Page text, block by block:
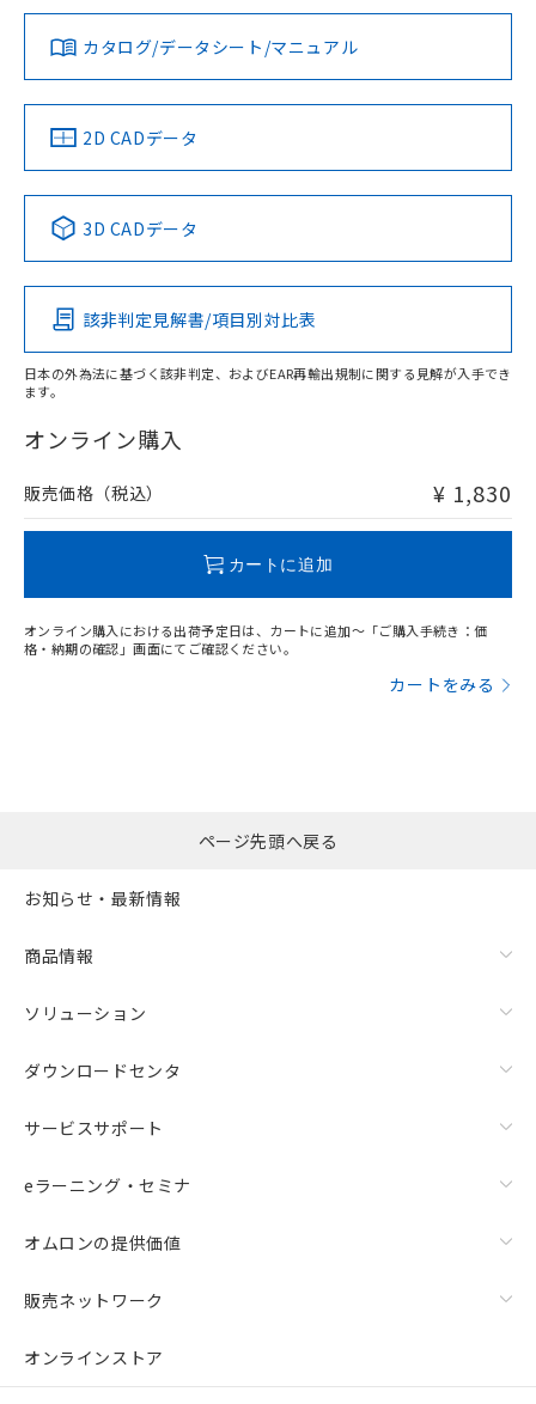
ダウンロードデータをご利用いただく前に、以下を必ずお読
みください。
ソフトウェアの使用条件
対応済み
中国 RoHS 注意事項・凡例
Pb Hg Cd Cr(VI)
O
在庫等で未対応品が混在する可能性があります。
問い合わせください。
LR型式承認
（イギリス
船舶規格）
DNV型式承認
（ノルウェー
BV型式承認
（フランス
KR型式
（韓国
No No No No
この製品の規格認証/適合状況ページへ
その他の認証はこちらのページからご検索ください
カタログ/データシート/マニュアル
2D CADデータ
3D CADデータ
該非判定見解書/項目別対比表
日本の外為法に基づく該非判定、およびEAR再輸出規制に関する見解が入手でき
ます。
オンライン購入
販売価格（税込） ¥ 1,830
カートに追加
オンライン購入における出荷予定日は、カートに追加～「ご購入手続き：価
格・納期の確認」画面にてご確認ください。
カートをみる
ページ先頭へ戻る
お知らせ・最新情報
商品情報
ソリューション
ダウンロードセンタ
サービスサポート
eラーニング・セミナ
オムロンの提供価値
販売ネットワーク
オンラインストア